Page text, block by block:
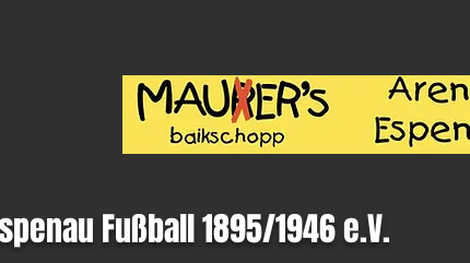
Fußball 1895/1946 e.V.